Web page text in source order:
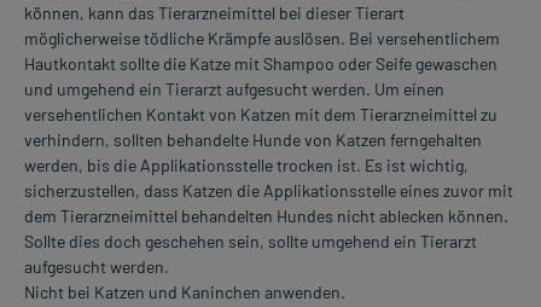
können, kann das Tierarzneimittel bei dieser Tierart
möglicherweise tödliche Krämpfe auslösen. Bei versehentlichem
Hautkontakt sollte die Katze mit Shampoo oder Seife gewaschen
und umgehend ein Tierarzt aufgesucht werden. Um einen
versehentlichen Kontakt von Katzen mit dem Tierarzneimittel zu
verhindern, sollten behandelte Hunde von Katzen ferngehalten
werden, bis die Applikationsstelle trocken ist. Es ist wichtig,
sicherzustellen, dass Katzen die Applikationsstelle eines zuvor mit
dem Tierarzneimittel behandelten Hundes nicht ablecken können.
Sollte dies doch geschehen sein, sollte umgehend ein Tierarzt
aufgesucht werden.
Nicht bei Katzen und Kaninchen anwenden.